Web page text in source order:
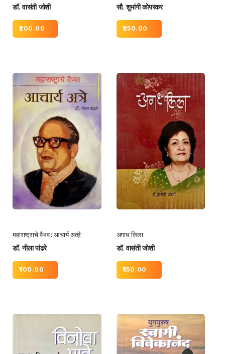
डॉ. वासंती जोशी
200.00
सौ. शुभांगी कोपरकर
250.00
महाराष्ट्राचे वैभव : आचार्य अत्रे
डॉ. नीला पांढरे
100.00
अगाध लिला
डॉ. वासंती जोशी
150.00